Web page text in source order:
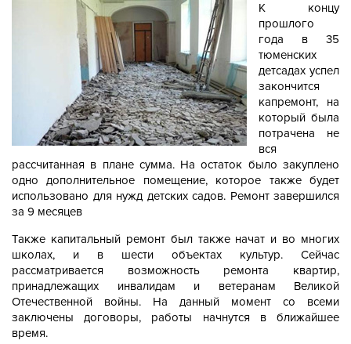
К концу
прошлого
года в 35
тюменских
детсадах успел
закончится
капремонт, на
который была
потрачена не
вся
рассчитанная в плане сумма. На остаток было закуплено
одно дополнительное помещение, которое также будет
использовано для нужд детских садов. Ремонт завершился
за 9 месяцев
Также капитальный ремонт был также начат и во многих
школах, и в шести объектах культур. Сейчас
рассматривается возможность ремонта квартир,
принадлежащих инвалидам и ветеранам Великой
Отечественной войны. На данный момент со всеми
заключены договоры, работы начнутся в ближайшее
время.